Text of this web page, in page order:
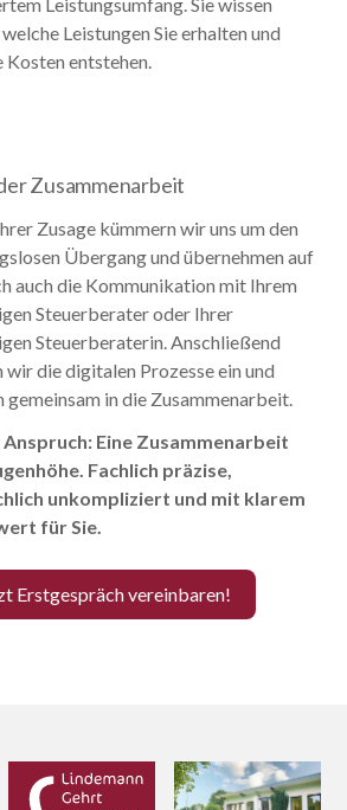
welche Leistungen Sie erhalten und
Kosten entstehen.
Zusammenarbeit
Zusage kümmern wir uns um den
Übergang und übernehmen auf
auch die Kommunikation mit Ihrem
Steuerberater oder Ihrer
Steuerberaterin. Anschließend
wir die digitalen Prozesse ein und
gemeinsam in die Zusammenarbeit.
Anspruch: Eine Zusammenarbeit
Fachlich präzise,
unkompliziert und mit klarem
für Sie.
Erstgespräch vereinbaren!